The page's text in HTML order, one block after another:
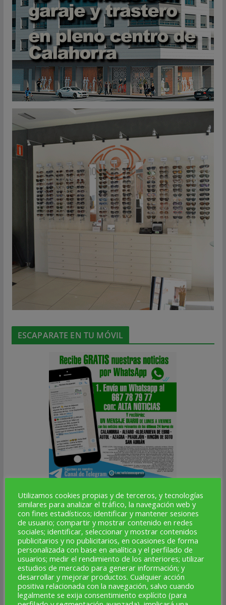
ESCAPARATE EN TU MÓVIL
ALTA NOTICIAS
SÍGUENOS
Facebook InstagramTelegramX YouTube Correo electrónico
★
Utilizamos cookies propias y de terceros, y tecnologías
similares para analizar el tráfico, la navegación web y
con fines estadísticos; identificar y mantener sesiones
de usuario; compartir y mostrar contenido en redes
sociales; identificar, seleccionar y mostrar contenidos
publicitarios y no publicitarios, en ocasiones de forma
personalizada con base en analítica y el perfilado de
usuarios; medir el rendimiento de los anteriores; utilizar
estudios de mercado para generar información; y
desarrollar y mejorar productos. Cualquier acción
positiva relacionada con la navegación, salvo cuando
legalmente se exija consentimiento explícito (para